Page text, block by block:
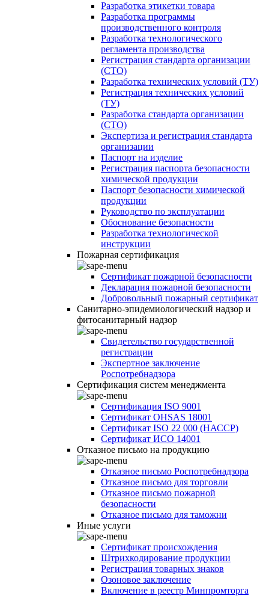
Разработка этикетки товара
Разработка программы
производственного контроля
Разработка технологического
регламента производства
Регистрация стандарта организации
(СТО)
Разработка технических условий (ТУ)
Регистрация технических условий
(ТУ)
Разработка стандарта организации
(СТО)
Экспертиза и регистрация стандарта
организации
Паспорт на изделие
Регистрация паспорта безопасности
химической продукции
Паспорт безопасности химической
продукции
Руководство по эксплуатации
Обоснование безопасности
Разработка технологической
инструкции
Пожарная сертификация
Сертификат пожарной безопасности
Декларация пожарной безопасности
Добровольный пожарный сертификат
Санитарно-эпидемиологический надзор и
фитосанитарный надзор
Свидетельство государственной
регистрации
Экспертное заключение
Роспотребнадзора
Сертификация систем менеджмента
Сертификация ISO 9001
Сертификат OHSAS 18001
Сертификат ISO 22 000 (НАССР)
Сертификат ИСО 14001
Отказное письмо на продукцию
Отказное письмо Роспотребнадзора
Отказное письмо для торговли
Отказное письмо пожарной
безопасности
Отказное письмо для таможни
Иные услуги
Сертификат происхождения
Штрихкодирование продукции
Регистрация товарных знаков
Озоновое заключение
Включение в реестр Минпромторга